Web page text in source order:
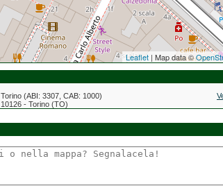
Leaflet | Map data ©
Torino (ABI: 3307, CAB: 1000)
10126 - Torino (TO)